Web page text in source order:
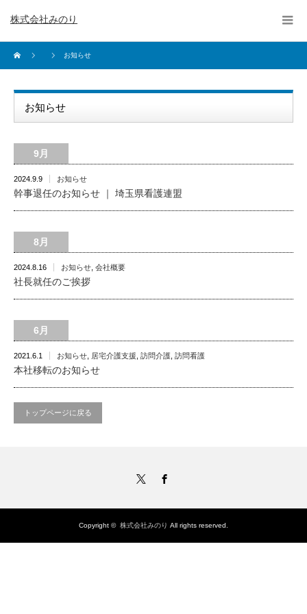
株式会社みのり
お知らせ
お知らせ
9月
2024.9.9 お知らせ
幹事退任のお知らせ ｜ 埼玉県看護連盟
8月
2024.8.16 お知らせ 会社概要
社長就任のご挨拶
6月
2021.6.1 お知らせ 居宅介護支援 訪問介護 訪問看護
本社移転のお知らせ
トップページに戻る
Copyright © 株式会社みのり All rights reserved.